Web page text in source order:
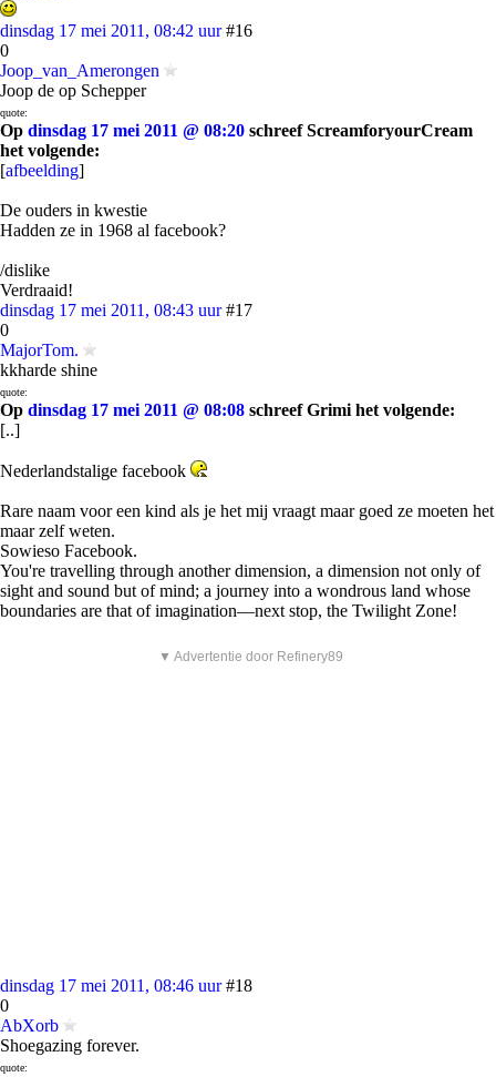
dinsdag 17 mei 2011, 08:42 uur #16
0
Joop_van_Amerongen
Joop de op Schepper
quote:
Op dinsdag 17 mei 2011 @ 08:20 schreef ScreamforyourCream
het volgende:
[afbeelding]
De ouders in kwestie
Hadden ze in 1968 al facebook?
/dislike
Verdraaid!
dinsdag 17 mei 2011, 08:43 uur #17
0
MajorTom.
kkharde shine
quote:
Op dinsdag 17 mei 2011 @ 08:08 schreef Grimi het volgende:
[..]
Nederlandstalige facebook
Rare naam voor een kind als je het mij vraagt maar goed ze moeten het
maar zelf weten.
Sowieso Facebook.
You're travelling through another dimension, a dimension not only of
sight and sound but of mind; a journey into a wondrous land whose
boundaries are that of imagination—next stop, the Twilight Zone!
▼ Advertentie door Refinery89
dinsdag 17 mei 2011, 08:46 uur #18
0
AbXorb
Shoegazing forever.
quote: